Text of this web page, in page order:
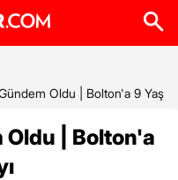
Oldu | Bolton'a 9
| Bolton'a